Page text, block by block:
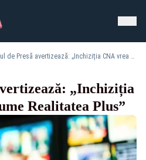
Clubul de Presă avertizează: „Inchiziția CNA vrea să sugrume Realitatea Plus”
„Inchiziția
Realitatea Plus”